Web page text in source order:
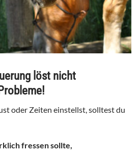
löst nicht
oder Zeiten einstellst, solltest du
fressen sollte,